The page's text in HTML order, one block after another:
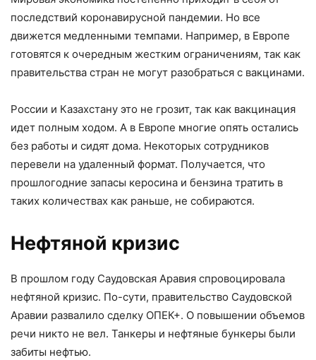
последствий коронавирусной пандемии. Но все
движется медленными темпами. Например, в Европе
готовятся к очередным жестким ограничениям, так как
правительства стран не могут разобраться с вакцинами.
России и Казахстану это не грозит, так как вакцинация
идет полным ходом. А в Европе многие опять остались
без работы и сидят дома. Некоторых сотрудников
перевели на удаленный формат. Получается, что
прошлогодние запасы керосина и бензина тратить в
таких количествах как раньше, не собираются.
Нефтяной кризис
В прошлом году Саудовская Аравия спровоцировала
нефтяной кризис. По-сути, правительство Саудовской
Аравии развалило сделку ОПЕК+. О повышении объемов
речи никто не вел. Танкеры и нефтяные бункеры были
забиты нефтью.